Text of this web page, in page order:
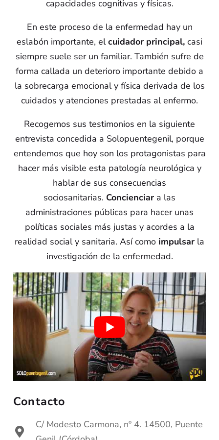
capacidades cognitivas y físicas.
En este proceso de la enfermedad hay un
eslabón importante, elcuidador principal, casi
siempre suele ser un familiar. También sufre de
forma callada un deterioro importante debido a
la sobrecarga emocional y física derivada de los
cuidados y atenciones prestadas al enfermo.
Recogemos sus testimonios en la siguiente
entrevista concedida a Solopuentegenil, porque
entendemos que hoy son los protagonistas para
hacer más visible esta patología neurológica y
hablar de sus consecuencias
sociosanitarias. Concienciar a las
administraciones públicas para hacer unas
políticas sociales más justas y acordes a la
realidad social y sanitaria. Así como impulsar la
investigación de la enfermedad.
Contacto
C/ Modesto Carmona, nº 4. 14500, Puente